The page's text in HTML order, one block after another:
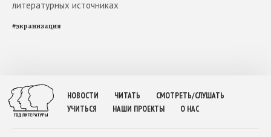
литературных источниках
#экранизация
НОВОСТИ ЧИТАТЬ
СМОТРЕТЬ/СЛУШАТЬ
УЧИТЬСЯ
НАШИ ПРОЕКТЫ О НАС